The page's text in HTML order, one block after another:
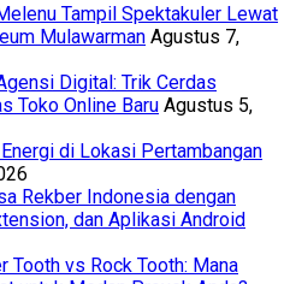
Tampil Spektakuler Lewat
Mulawarman Agustus 7,
Digital: Trik Cerdas
Toko Online Baru Agustus 5,
di Lokasi Pertambangan
Rekber Indonesia dengan
dan Aplikasi Android
Tooth vs Rock Tooth: Mana